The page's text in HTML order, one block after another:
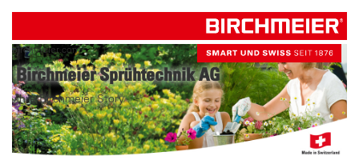
Birchmeier Sprühtechnik AG
Ihre Birchmeier Story
birchmeier.com